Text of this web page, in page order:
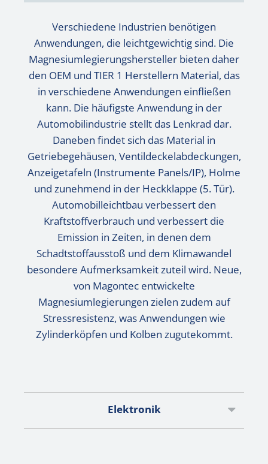
Verschiedene Industrien benötigen
Anwendungen, die leichtgewichtig sind. Die
Magnesiumlegierungshersteller bieten daher
den OEM und TIER 1 Herstellern Material, das
in verschiedene Anwendungen einfließen
kann. Die häufigste Anwendung in der
Automobilindustrie stellt das Lenkrad dar.
Daneben findet sich das Material in
Getriebegehäusen, Ventildeckelabdeckungen,
Anzeigetafeln (Instrumente Panels/IP), Holme
und zunehmend in der Heckklappe (5. Tür).
Automobilleichtbau verbessert den
Kraftstoffverbrauch und verbessert die
Emission in Zeiten, in denen dem
Schadtstoffausstoß und dem Klimawandel
besondere Aufmerksamkeit zuteil wird. Neue,
von Magontec entwickelte
Magnesiumlegierungen zielen zudem auf
Stressresistenz, was Anwendungen wie
Zylinderköpfen und Kolben zugutekommt.
Elektronik